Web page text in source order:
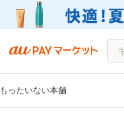
もったいない本舗